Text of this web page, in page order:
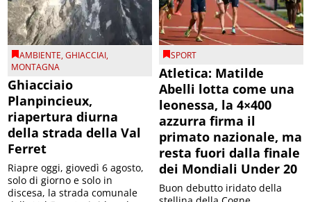
AMBIENTE,GHIACCIAI,
MONTAGNA
Ghiacciaio
Planpincieux,
riapertura diurna
della strada della Val
Ferret
Riapre oggi, giovedì 6 agosto,
solo di giorno e solo in
discesa, la strada comunale
SPORT
Atletica: Matilde
Abelli lotta come una
leonessa, la 4×400
azzurra firma il
primato nazionale, ma
resta fuori dalla finale
dei Mondiali Under 20
Buon debutto iridato della